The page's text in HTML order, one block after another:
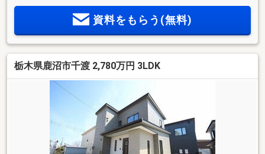
♪・７．５帖の主寝室はゆったりくつろぎ空間に♪・鹿沼駅ま
で車で約６分で通勤にも便利♪☆周辺ロケーション☆みどりが
1.9km/徒歩24分ヤオハンフードセンター 約0.8km/車2分〇未
掲載物件や、非公開物件などさらに物件を見たい方は下記リ
ンクよりソルホームHPへお越しください♪
資料をもらう(無料)
栃木県鹿沼市千渡 2,780万円 3LDK